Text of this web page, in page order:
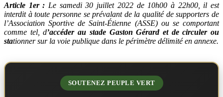
Article 1er : Le samedi 30 juillet 2022 de 10h00 à 22h00, il est
interdit à toute personne se prévalant de la qualité de supporters de
l’Association Sportive de Saint-Étienne (ASSE) ou se comportant
comme tel, d’accéder au stade Gaston Gérard et de circuler ou
stationner sur la voie publique dans le périmètre délimité en annexe.
SOUTENEZ PEUPLE VERT